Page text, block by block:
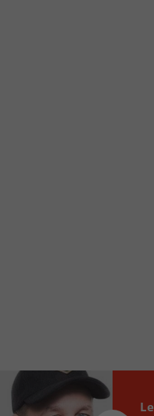
locale vous sont
Audio
00:00